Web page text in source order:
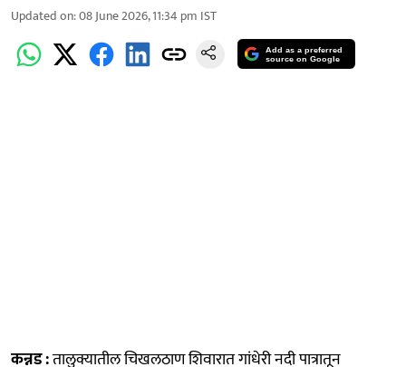
Updated on:08 June 2026, 11:34 pm IST
Add as a preferred
source on Google
कन्नड :तालुक्यातील चिखलठाण शिवारात गांधेरी नदी पात्रातून